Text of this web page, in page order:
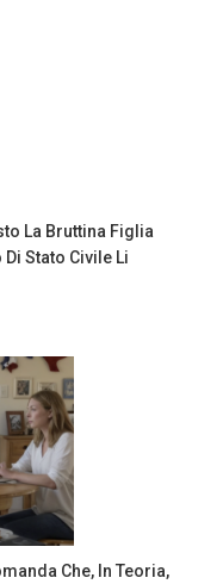
La Bruttina Figlia
Di Stato Civile Li
Che, In Teoria,